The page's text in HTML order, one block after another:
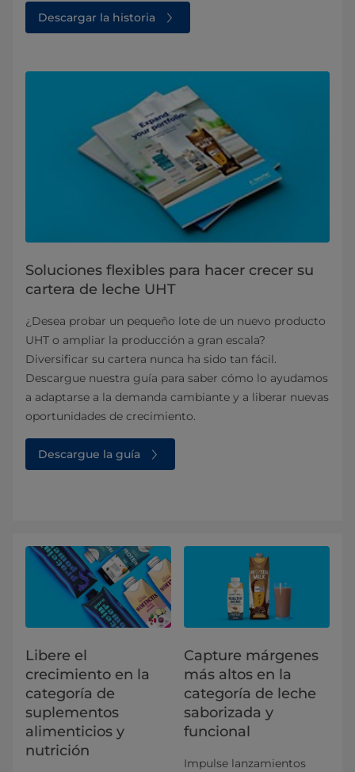
Descargar la historia
Soluciones flexibles para hacer crecer su
cartera de leche UHT
¿Desea probar un pequeño lote de un nuevo producto
UHT o ampliar la producción a gran escala?
Diversificar su cartera nunca ha sido tan fácil.
Descargue nuestra guía para saber cómo lo ayudamos
a adaptarse a la demanda cambiante y a liberar nuevas
oportunidades de crecimiento.
Descargue la guía
Libere el
crecimiento en la
categoría de
suplementos
alimenticios y
nutrición
Capture márgenes
más altos en la
categoría de leche
saborizada y
funcional
Impulse lanzamientos